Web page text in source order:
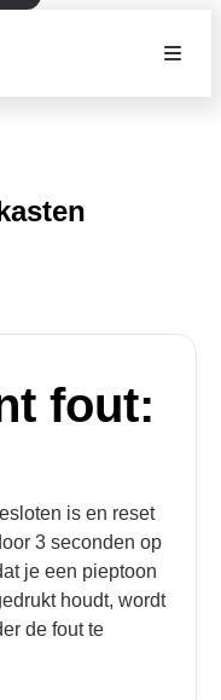
fout:
is en reset
3 seconden op
je een pieptoon
houdt, wordt
de fout te